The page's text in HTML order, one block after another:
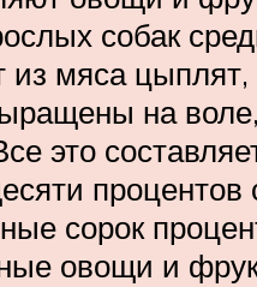
собак
из мяса
на
это
процентов
сорок
овощи и